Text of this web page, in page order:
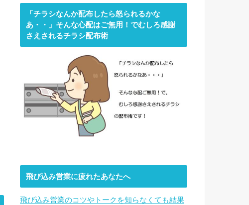
「チラシなんか配布したら怒られるかな
あ・・」そんな心配はご無用！でむしろ感謝
さえされるチラシ配布術
飛び込み営業に疲れたあなたへ
飛び込み営業のコツやトークを知らなくても結果